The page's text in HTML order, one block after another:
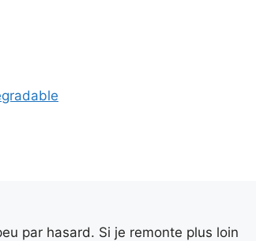
par hasard. Si je remonte plus loin